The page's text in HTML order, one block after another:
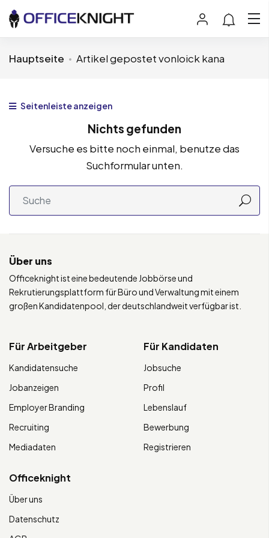
Hauptseite Artikel gepostet vonloick kana
Seitenleiste anzeigen
Nichts gefunden
Versuche es bitte noch einmal, benutze das
Suchformular unten.
Über uns
Officeknight ist eine bedeutende Jobbörse und
Rekrutierungsplattform für Büro und Verwaltung mit einem
großen Kandidatenpool, der deutschlandweit verfügbar ist.
Für Arbeitgeber
Kandidatensuche
Jobanzeigen
Employer Branding
Recruiting
Mediadaten
Für Kandidaten
Jobsuche
Profil
Lebenslauf
Bewerbung
Registrieren
Officeknight
Über uns
Datenschutz